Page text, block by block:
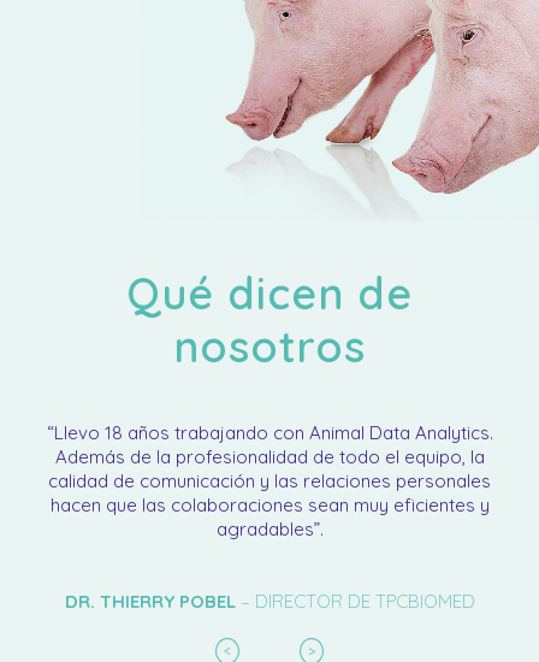
Qué dicen de
nosotros
“Llevo 18 años trabajando con Animal Data Analytics.
Además de la profesionalidad de todo el equipo, la
calidad de comunicación y las relaciones personales
hacen que las colaboraciones sean muy eficientes y
agradables”.
DR. THIERRY POBEL– DIRECTOR DE TPCBIOMED
< >